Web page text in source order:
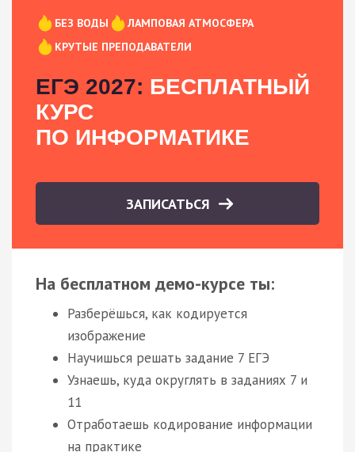
БЕЗ ВОДЫ
ЛАМПОВАЯ АТМОСФЕРА
КРУТЫЕ ПРЕПОДАВАТЕЛИ
ЕГЭ 2027: БЕСПЛАТНЫЙ
КУРС
ПО ИНФОРМАТИКЕ
ЗАПИСАТЬСЯ
На бесплатном демо-курсе ты:
Разберёшься, как кодируется
изображение
Научишься решать задание 7 ЕГЭ
Узнаешь, куда округлять в заданиях 7 и
11
Отработаешь кодирование информации
на практике